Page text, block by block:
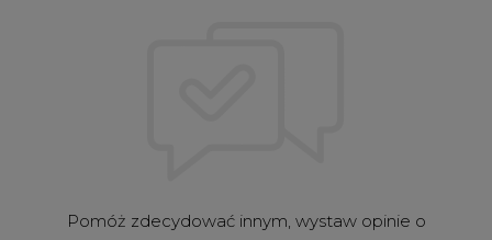
Pomóż zdecydować innym, wystaw opinie o